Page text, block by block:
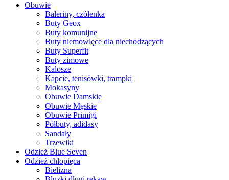
Obuwie
Baleriny, czółenka
Buty Geox
Buty komunijne
Buty niemowlęce dla niechodzących
Buty Superfit
Buty zimowe
Kalosze
Kapcie, tenisówki, trampki
Mokasyny
Obuwie Damskie
Obuwie Męskie
Obuwie Primigi
Półbuty, adidasy
Sandały
Trzewiki
Odzież Blue Seven
Odzież chłopięca
Bielizna